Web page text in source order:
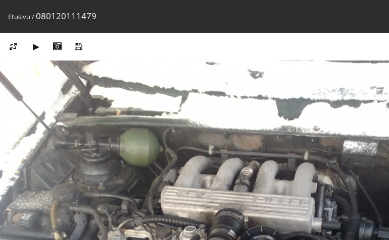
Etusivu /080120111479